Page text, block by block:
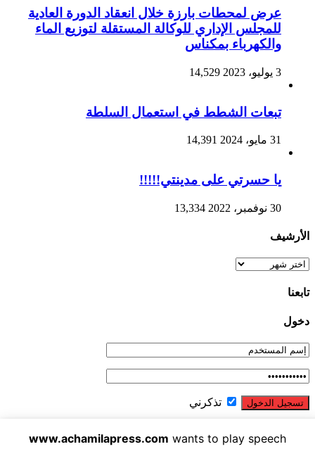
عرض لمحطات بارزة خلال انعقاد الدورة العادية
للمجلس الإداري للوكالة المستقلة لتوزيع الماء
والكهرباء بمكناس
3 يوليو، 2023 14,529
تبعات الشطط في استعمال السلطة
31 مايو، 2024 14,391
يا حسرتي على مدينتي!!!!!
30 نوفمبر، 2022 13,334
الأرشيف
الأرشيف
تابعنا
دخول
تذكرني
www.achamilapress.com wants to play speech